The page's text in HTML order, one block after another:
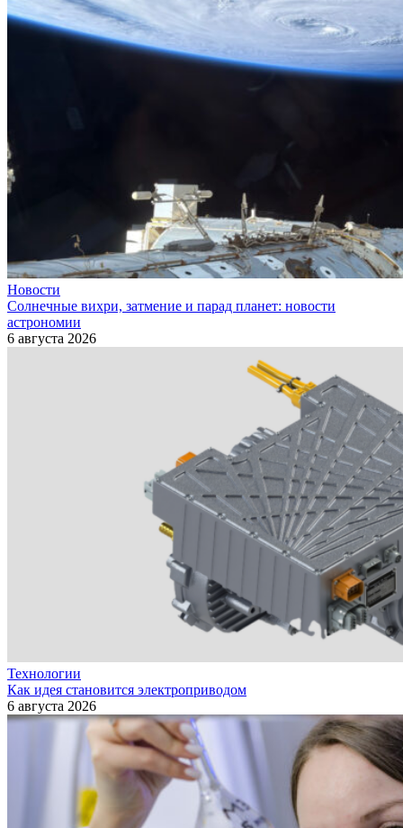
Новости
Солнечные вихри, затмение и парад планет: новости
астрономии
6 августа 2026
Технологии
Как идея становится электроприводом
6 августа 2026